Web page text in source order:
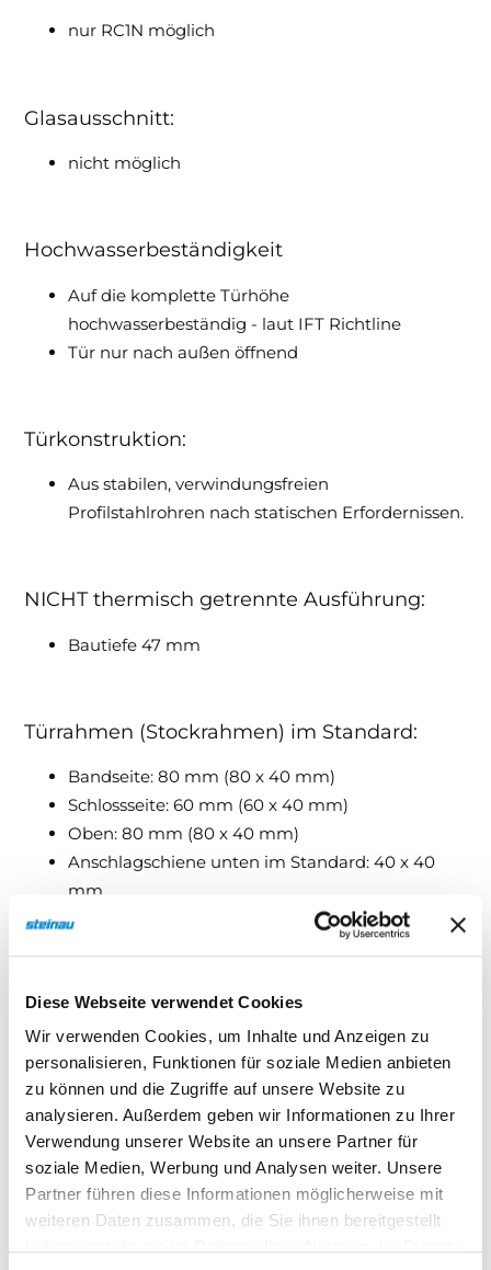
Diese Webseite verwendet Cookies
Wir verwenden Cookies, um Inhalte und Anzeigen zu
personalisieren, Funktionen für soziale Medien anbieten
zu können und die Zugriffe auf unsere Website zu
analysieren. Außerdem geben wir Informationen zu Ihrer
Verwendung unserer Website an unsere Partner für
soziale Medien, Werbung und Analysen weiter. Unsere
Partner führen diese Informationen möglicherweise mit
weiteren Daten zusammen, die Sie ihnen bereitgestellt
nur RC1N möglich
Glasausschnitt:
nicht möglich
Hochwasserbeständigkeit
Auf die komplette Türhöhe
hochwasserbeständig - laut IFT Richtline
Tür nur nach außen öffnend
Türkonstruktion:
Aus stabilen, verwindungsfreien
Profilstahlrohren nach statischen Erfordernissen.
NICHT thermisch getrennte Ausführung:
Bautiefe 47 mm
Türrahmen (Stockrahmen) im Standard:
Bandseite: 80 mm (80 x 40 mm)
Schlossseite: 60 mm (60 x 40 mm)
Oben: 80 mm (80 x 40 mm)
Anschlagschiene unten im Standard: 40 x 40
mm
Zwischen Leibung bündig mit Mauerwerk innen
Hinter Leibung
Vor Leibung auf Außenwand
Türflügel
Aus stabilen, verwindungsfreien
Profilstahlrohren nach statischen Erfordernissen.
Türverschalung Außenseite massives, verzinktes